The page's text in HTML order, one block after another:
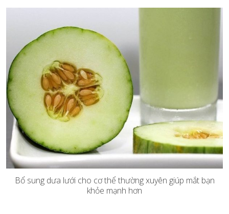
Bổ sung dưa lưới cho cơ thể thường xuyên giúp mắt bạn
khỏe mạnh hơn